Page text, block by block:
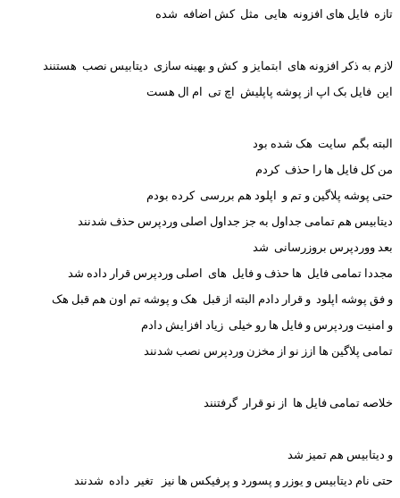
فایل های افزونه هایی مثل کش اضافه شده
به ذکر افزونه های ابتمایز و کش و بهینه سازی دیتابیس نصب هستنند
فایل بک اپ از پوشه پاپلیش اچ تی ام ال هست
بگم سایت هک شده بود
کل فایل ها را حذف کردم
پوشه پلاگین و تم و اپلود هم بررسی کرده بودم
هم تمامی جداول به جز جداول اصلی وردپرس حذف شدنند
ووردپرس بروزرسانی شد
تمامی فایل ها حذف و فایل های اصلی وردپرس قرار داده شد
پوشه اپلود و قرار دادم البته از قبل هک و پوشه تم اون هم قبل هک
وردپرس و فایل ها رو خیلی زیاد افزایش دادم
پلاگین ها ازز نو از مخزن وردپرس نصب شدنند
تمامی فایل ها از نو قرار گرفتنند
هم تمیز شد
نام دیتابیس و یوزر و پسورد و پرفیکس ها نیز تغیر داده شدنند